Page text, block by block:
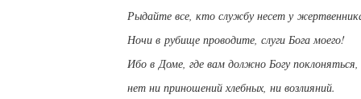
Рыдайте все, кто службу несет у
Ночи в рубище проводите, слуги Бога моего!
Ибо в Доме, где вам должно Богу поклоняться,
нет ни приношений хлебных, ни возлияний.